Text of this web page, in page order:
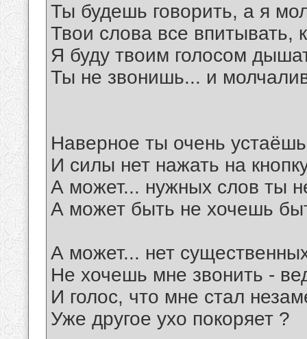
Ты будешь говорить, а я
Твои слова все впитывать,
Я буду твоим голосом
Ты не звонишь... и
Наверное ты очень
И силы нет нажать на
А может... нужных слов ты
А может быть не хочешь
А может... нет
Не хочешь мне звонить -
И голос, что мне стал
Уже другое ухо покоряет ?